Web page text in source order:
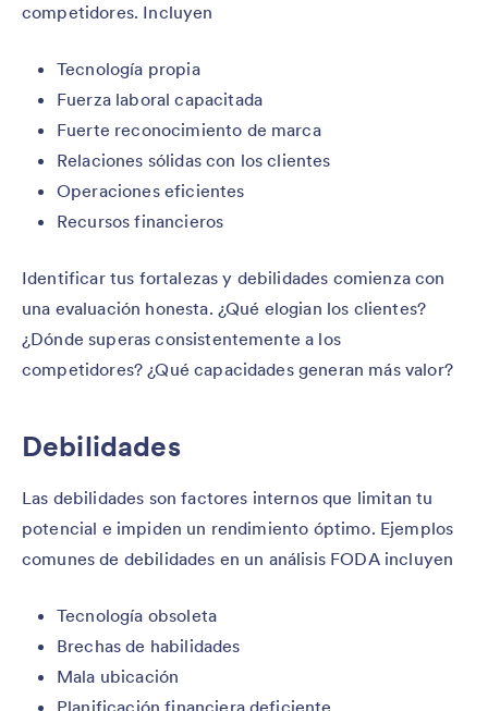
competidores. Incluyen
Tecnología propia
Fuerza laboral capacitada
Fuerte reconocimiento de marca
Relaciones sólidas con los clientes
Operaciones eficientes
Recursos financieros
Identificar tus fortalezas y debilidades comienza con
una evaluación honesta. ¿Qué elogian los clientes?
¿Dónde superas consistentemente a los
competidores? ¿Qué capacidades generan más valor?
Debilidades
Las debilidades son factores internos que limitan tu
potencial e impiden un rendimiento óptimo. Ejemplos
comunes de debilidades en un análisis FODA incluyen
Tecnología obsoleta
Brechas de habilidades
Mala ubicación